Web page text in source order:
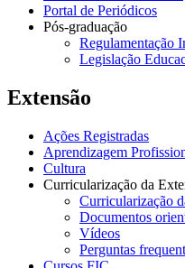
Portal de Periódicos
Pós-graduação
Regulamentação
Legislação
Extensão
Ações Registradas
Aprendizagem
Cultura
Curricularização da
Curricularização
Documentos
Vídeos
Perguntas